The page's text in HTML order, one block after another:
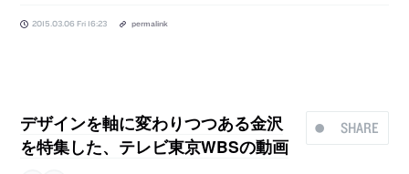
2015.03.06 Fri 16:23 permalink
SHARE
デザインを軸に変わりつつある金沢
を特集した、テレビ東京WBSの動画